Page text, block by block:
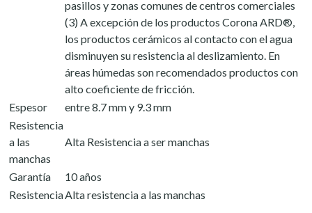
pasillos y zonas comunes de centros comerciales
(3) A excepción de los productos Corona ARD®,
los productos cerámicos al contacto con el agua
disminuyen su resistencia al deslizamiento. En
áreas húmedas son recomendados productos con
alto coeficiente de fricción.
Espesor
entre 8.7 mm y 9.3 mm
Resistencia
a las
manchas
Alta Resistencia a ser manchas
Garantía
10 años
ResistenciaAlta resistencia a las manchas